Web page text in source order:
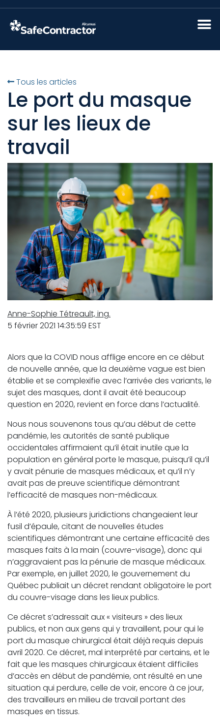
Tous les articles
Le port du masque
sur les lieux de
travail
Anne-Sophie Tétreault, ing.
5 février 2021 14:35:59 EST
Alors que la COVID nous afflige encore en ce début
de nouvelle année, que la deuxième vague est bien
établie et se complexifie avec l’arrivée des variants, le
sujet des masques, dont il avait été beaucoup
question en 2020, revient en force dans l’actualité.
Nous nous souvenons tous qu’au début de cette
pandémie, les autorités de santé publique
occidentales affirmaient qu’il était inutile que la
population en général porte le masque, puisqu’il qu’il
y avait pénurie de masques médicaux, et qu’il n’y
avait pas de preuve scientifique démontrant
l’efficacité de masques non-médicaux.
À l’été 2020, plusieurs juridictions changeaient leur
fusil d’épaule, citant de nouvelles études
scientifiques démontrant une certaine efficacité des
masques faits à la main (couvre-visage), donc qui
n’aggravaient pas la pénurie de masque médicaux.
Par exemple, en juillet 2020, le gouvernement du
Québec publiait un décret rendant obligatoire le port
du couvre-visage dans les lieux publics.
Ce décret s’adressait aux « visiteurs » des lieux
publics, et non aux gens qui y travaillent, pour qui le
port du masque chirurgical était déjà requis depuis
avril 2020. Ce décret, mal interprété par certains, et le
fait que les masques chirurgicaux étaient difficiles
d’accès en début de pandémie, ont résulté en une
situation qui perdure, celle de voir, encore à ce jour,
des travailleurs en milieu de travail portant des
masques en tissus.